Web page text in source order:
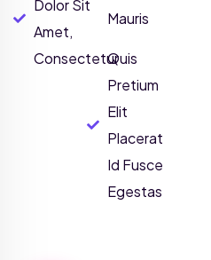
Dolor Sit
Amet,
Consectetur
Mauris
Quis
Pretium
Elit
Placerat
Id Fusce
Egestas